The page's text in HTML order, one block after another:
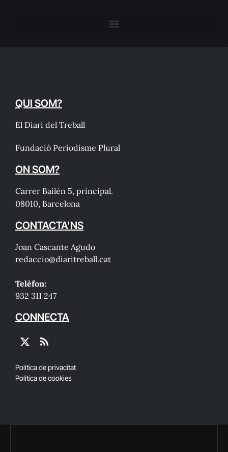
QUI SOM?
El Diari del Treball
Fundació Periodisme Plural
ON SOM?
Carrer Bailén 5, principal.
08010, Barcelona
CONTACTA'NS
Joan Cascante Agudo
redaccio@diaritreball.cat
Telèfon:
932 311 247
CONNECTA
X
RSS
Política de privacitat
Política de cookies